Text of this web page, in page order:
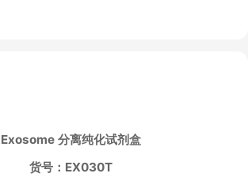
Exosome 分离纯化试剂盒
货号：EX030T